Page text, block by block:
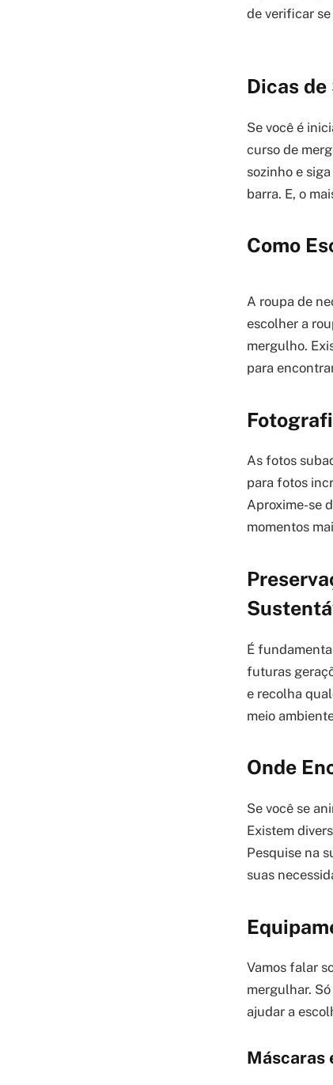
de verificar
Dicas
Se você é
curso de
sozinho e
barra. E, o
Como
A roupa de
escolher a
mergulho.
para
As fotos
para fotos
Aproxime-se
momentos
É
futuras
e recolha
meio
Onde
Se você se
Existem
Pesquise na
suas
Vamos falar
mergulhar.
ajudar a
Máscaras